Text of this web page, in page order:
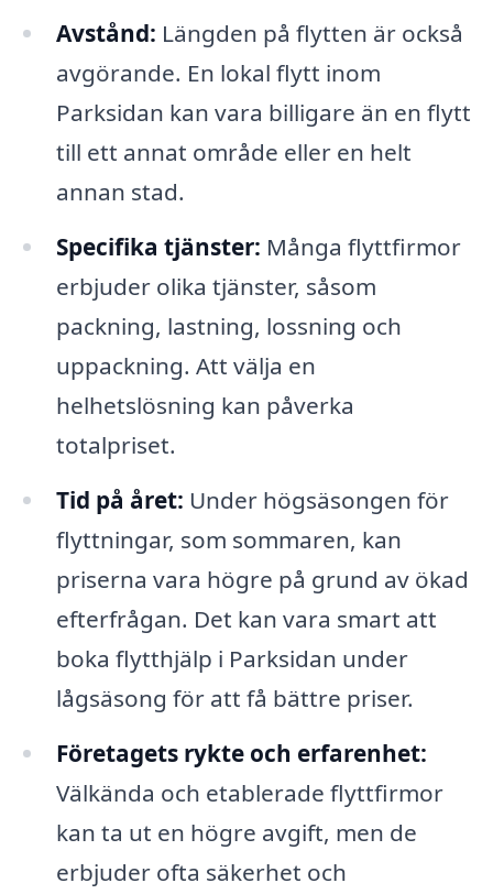
Avstånd: Längden på flytten är också
avgörande. En lokal flytt inom
Parksidan kan vara billigare än en flytt
till ett annat område eller en helt
annan stad.
Specifika tjänster: Många flyttfirmor
erbjuder olika tjänster, såsom
packning, lastning, lossning och
uppackning. Att välja en
helhetslösning kan påverka
totalpriset.
Tid på året: Under högsäsongen för
flyttningar, som sommaren, kan
priserna vara högre på grund av ökad
efterfrågan. Det kan vara smart att
boka flytthjälp i Parksidan under
lågsäsong för att få bättre priser.
Företagets rykte och erfarenhet:
Välkända och etablerade flyttfirmor
kan ta ut en högre avgift, men de
erbjuder ofta säkerhet och